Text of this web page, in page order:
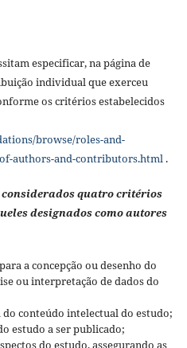
especificar, na página de
individual que exerceu
os critérios estabelecidos
browse/roles-and-
authors-and-contributors.html .
considerados quatro critérios
designados como autores
a concepção ou desenho do
ou interpretação de dados do
conteúdo intelectual do estudo;
estudo a ser publicado;
do estudo, assegurando as